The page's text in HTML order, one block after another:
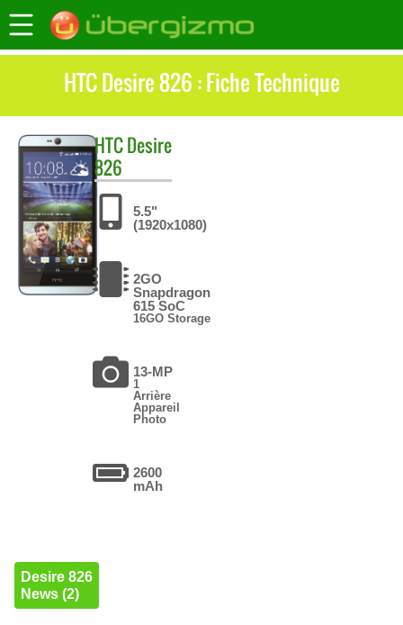
HTC Desire 826 : Fiche Technique
HTCDesire
826
5.5"
(1920x1080)
2GO
Snapdragon
615 SoC
16GO Storage
13-MP
1
Arrière
Appareil
Photo
2600
mAh
Desire 826
News (2)